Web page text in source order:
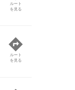
ルート
を見る
ルート
を見る